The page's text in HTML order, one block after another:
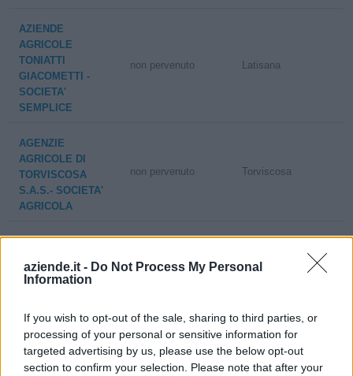
aziende.it - Do Not Process My Personal
Information
If you wish to opt-out of the sale, sharing to third parties, or
processing of your personal or sensitive information for
targeted advertising by us, please use the below opt-out
section to confirm your selection. Please note that after your
AZIENDE
AGRICOLE
TONIATTI
GIACOMETTI -
SOCIETA'
SEMPLICE
non pervenuto Latisana
AGENZIE
AGRICOLE DI
TORVISCOSA
S.A.S.- SOCIETA'
AGRICOLA
non pervenuto Torviscosa
IL RACCOLTO
COOPERATIVA
5-10 milioni
Casale
SORGEVA SOC.
COOP. AGRICOLA
2-5 milioni Portomaggiore